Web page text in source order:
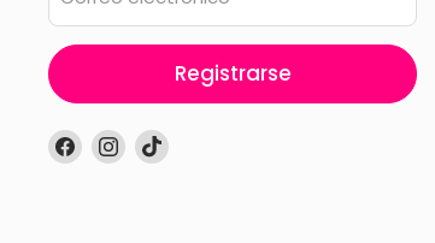
Registrarse
Encuéntrenos
en
Encuéntrenos
en
Encuéntrenos